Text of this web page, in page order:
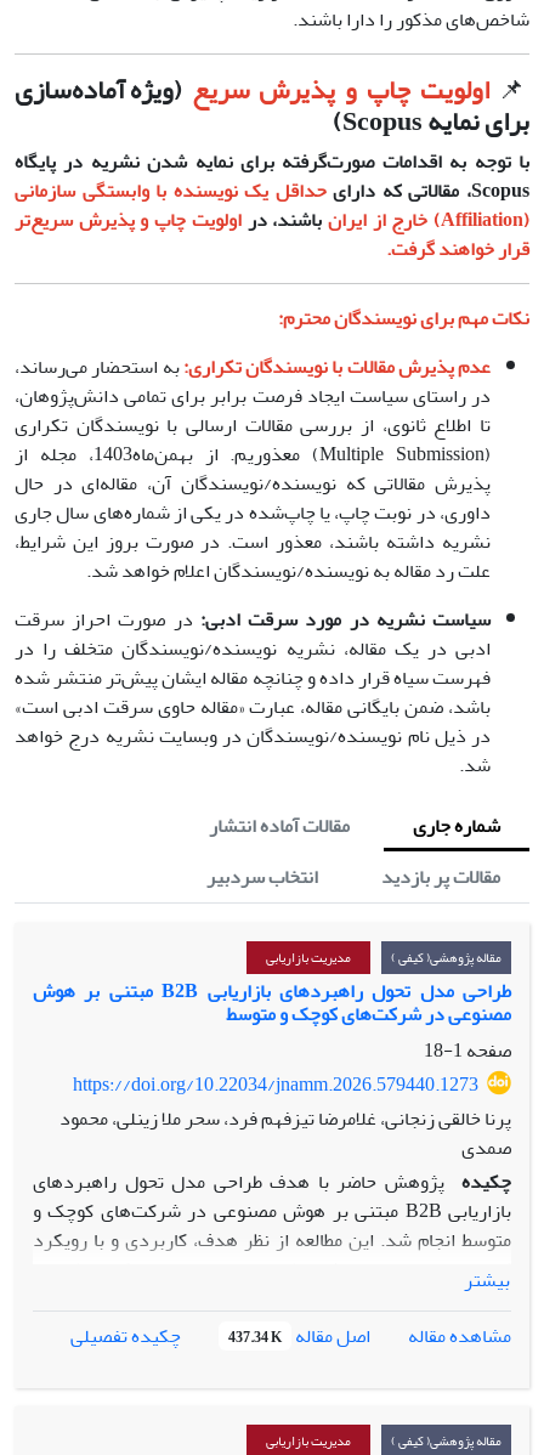
شاخص‌های مذکور را دارا باشند.
📌 اولویت چاپ و پذیرش سریع (ویژه آماده‌سازی
برای نمایه Scopus)
با توجه به اقدامات صورت‌گرفته برای نمایه شدن نشریه در پایگاه
Scopus، مقالاتی که دارای
حداقل یک نویسنده با وابستگی سازمانی
(Affiliation) خارج از ایران
باشند، دراولویت چاپ و پذیرش سریع‌تر
قرار خواهند گرفت.
نکات مهم برای نویسندگان محترم:
عدم پذیرش مقالات با نویسندگان تکراری:به استحضار می‌رساند،
در راستای سیاست ایجاد فرصت برابر برای تمامی دانش‌پژوهان،
تا اطلاع ثانوی، از بررسی مقالات ارسالی با نویسندگان تکراری
(Multiple Submission) معذوریم. از بهمن‌ماه1403، مجله از
پذیرش مقالاتی که نویسنده/نویسندگان آن، مقاله‌ای در حال
داوری، در نوبت چاپ، یا چاپ‌شده در یکی از شماره‌های سال جاری
نشریه داشته باشند، معذور است. در صورت بروز این شرایط،
علت رد مقاله به نویسنده/نویسندگان اعلام خواهد شد.
سیاست نشریه در مورد سرقت ادبی: در صورت احراز سرقت
ادبی در یک مقاله، نشریه نویسنده/نویسندگان متخلف را در
فهرست سیاه قرار داده و چنانچه مقاله ایشان پیش‌تر منتشر شده
باشد، ضمن بایگانی مقاله، عبارت «مقاله حاوی سرقت ادبی است»
در ذیل نام نویسنده/نویسندگان در وبسایت نشریه درج خواهد
شد.
شماره جاری
مقالات آماده انتشار
مقالات پر بازدید
انتخاب سردبیر
مقاله پژوهشی( کیفی ) مدیریت بازاریابی
طراحی مدل تحول راهبردهای بازاریابی B2B مبتنی بر هوش
مصنوعی در شرکت‌های کوچک و متوسط
صفحه1-18
https://doi.org/10.22034/jnamm.2026.579440.1273
پرنا خالقی زنجانی، غلامرضا تیزفهم فرد، سحر ملا زینلی، محمود
صمدی
چکیده پژوهش حاضر با هدف طراحی مدل تحول راهبردهای
بازاریابی B2B مبتنی بر هوش مصنوعی در شرکت‌های کوچک و
متوسط انجام شد. این مطالعه از نظر هدف، کاربردی و با رویکرد
کیفی مبتنی بر استراتژی نظریه داده‌بنیاد با رویکرد نظام‌مند
«استراوس و کوربین» طراحی و اجرا شده است. جامعه آماری
پژوهش شامل مدیران بازاریابی، خبرگان هوش مصنوعی بودند.
نمونه‌گیری به روش هدفمند انجام شد، فرآیند جمع‌آوری داده‌ها
تا دستیابی به اشباع نظری ادامه یافت که در نهایت با ۱۵ مصاحبه
بیشتر
مشاهده مقاله
اصل مقاله 437.34 K چکیده تفصیلی
مقاله پژوهشی( کیفی ) مدیریت بازاریابی